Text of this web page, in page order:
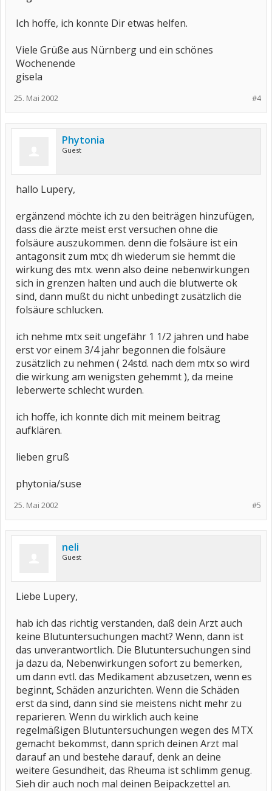
Ich hoffe, ich konnte Dir etwas helfen.
Viele Grüße aus Nürnberg und ein schönes
Wochenende
gisela
#4
25. Mai 2002
Phytonia
Guest
hallo Lupery,
ergänzend möchte ich zu den beiträgen hinzufügen,
dass die ärzte meist erst versuchen ohne die
folsäure auszukommen. denn die folsäure ist ein
antagonsit zum mtx; dh wiederum sie hemmt die
wirkung des mtx. wenn also deine nebenwirkungen
sich in grenzen halten und auch die blutwerte ok
sind, dann mußt du nicht unbedingt zusätzlich die
folsäure schlucken.
ich nehme mtx seit ungefähr 1 1/2 jahren und habe
erst vor einem 3/4 jahr begonnen die folsäure
zusätzlich zu nehmen ( 24std. nach dem mtx so wird
die wirkung am wenigsten gehemmt ), da meine
leberwerte schlecht wurden.
ich hoffe, ich konnte dich mit meinem beitrag
aufklären.
lieben gruß
phytonia/suse
#5
25. Mai 2002
neli
Guest
Liebe Lupery,
hab ich das richtig verstanden, daß dein Arzt auch
keine Blutuntersuchungen macht? Wenn, dann ist
das unverantwortlich. Die Blutuntersuchungen sind
ja dazu da, Nebenwirkungen sofort zu bemerken,
um dann evtl. das Medikament abzusetzen, wenn es
beginnt, Schäden anzurichten. Wenn die Schäden
erst da sind, dann sind sie meistens nicht mehr zu
reparieren. Wenn du wirklich auch keine
regelmäßigen Blutuntersuchungen wegen des MTX
gemacht bekommst, dann sprich deinen Arzt mal
darauf an und bestehe darauf, denk an deine
weitere Gesundheit, das Rheuma ist schlimm genug.
Sieh dir auch noch mal deinen Beipackzettel an.